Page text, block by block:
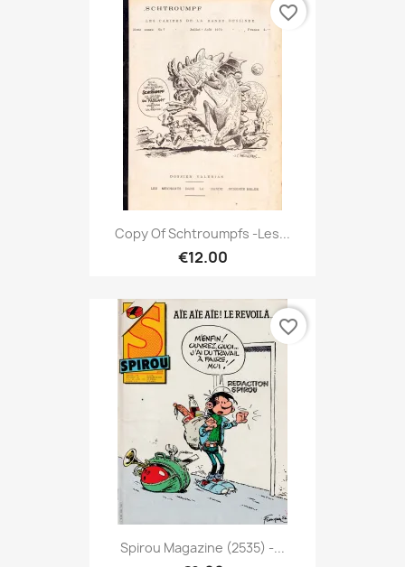
Copy Of Schtroumpfs -Les...
€12.00
favorite_border
Spirou Magazine (2535) -...
favorite_border